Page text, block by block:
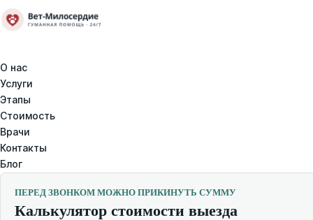
О нас
Услуги
Этапы
Стоимость
Врачи
Контакты
Блог
ПЕРЕД ЗВОНКОМ МОЖНО ПРИКИНУТЬ СУММУ
Калькулятор стоимости выезда